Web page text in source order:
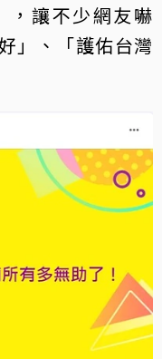
，讓不少網友嚇
」、「護佑台灣